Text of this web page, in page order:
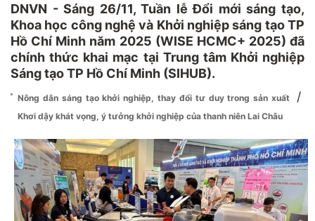
DNVN - Sáng 26/11, Tuần lễ Đổi mới sáng tạo,
Khoa học công nghệ và Khởi nghiệp sáng tạo TP
Hồ Chí Minh năm 2025 (WISE HCMC+ 2025) đã
chính thức khai mạc tại Trung tâm Khởi nghiệp
Sáng tạo TP Hồ Chí Minh (SIHUB).
Nông dân sáng tạo khởi nghiệp, thay đổi tư duy trong sản xuất /
Khơi dậy khát vọng, ý tưởng khởi nghiệp của thanh niên Lai Châu